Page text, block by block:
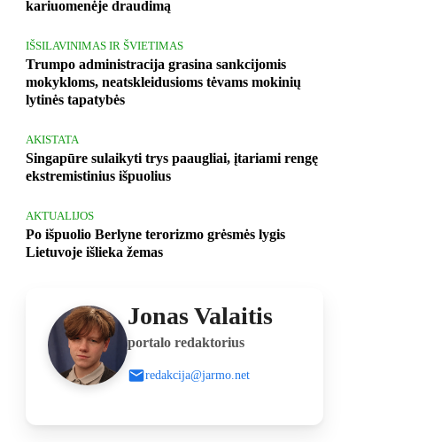
kariuomenėje draudimą
IŠSILAVINIMAS IR ŠVIETIMAS
Trumpo administracija grasina sankcijomis
mokykloms, neatskleidusioms tėvams mokinių
lytinės tapatybės
AKISTATA
Singapūre sulaikyti trys paaugliai, įtariami rengę
ekstremistinius išpuolius
AKTUALIJOS
Po išpuolio Berlyne terorizmo grėsmės lygis
Lietuvoje išlieka žemas
Jonas Valaitis
portalo redaktorius
redakcija@jarmo.net